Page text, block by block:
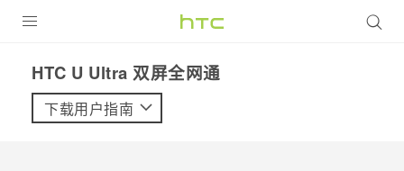
VIVE
HTC U Ultra 双屏全网通‎
下载用户指南